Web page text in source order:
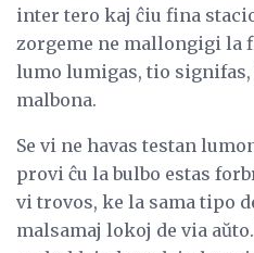
inter tero kaj ĉiu fina
zorgeme ne mallongigi la
lumo lumigas, tio signifas,
malbona.
Se vi ne havas testan
provi ĉu la bulbo estas
vi trovos, ke la sama tipo
malsamaj lokoj de via